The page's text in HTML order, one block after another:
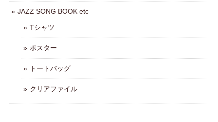
JAZZ SONG BOOK etc
Tシャツ
ポスター
トートバッグ
クリアファイル